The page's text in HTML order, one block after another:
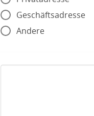
Geschäftsadresse
Andere